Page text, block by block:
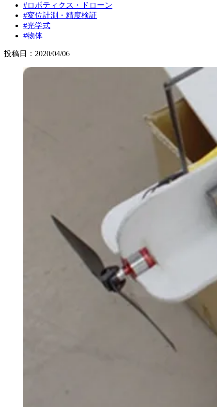
#ロボティクス・ドローン
#変位計測・精度検証
#光学式
#物体
投稿日：2020/04/06